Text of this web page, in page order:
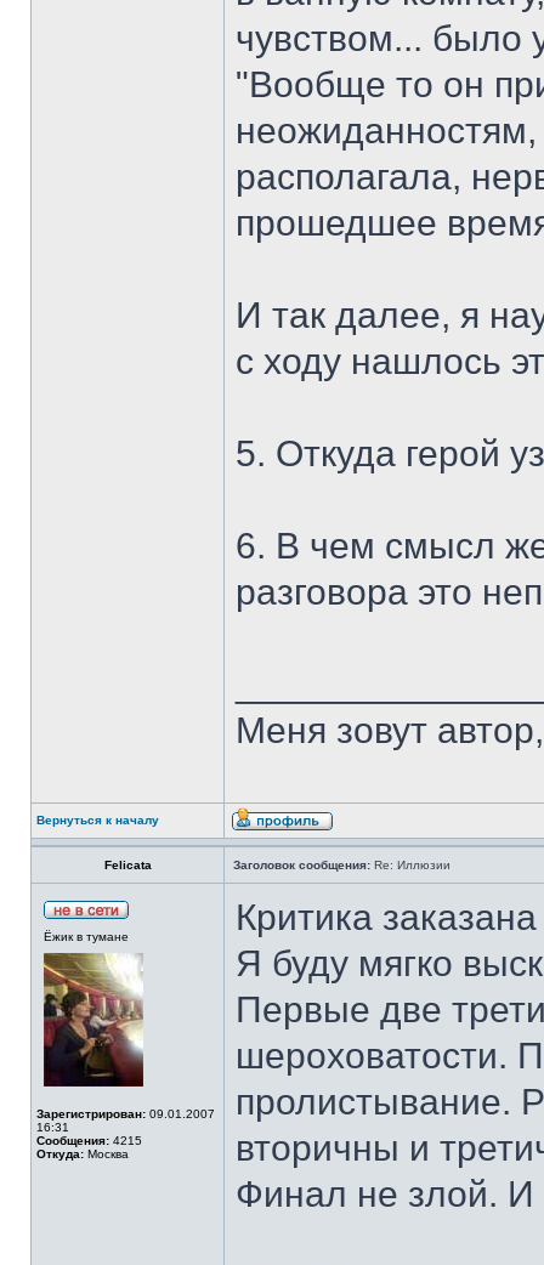
чувством... было
"Вообще то он
неожиданностям,
располагала,
прошедшее
И так далее, я
с ходу нашлось
5. Откуда герой
6. В чем смысл
разговора это
Меня зовут
Вернуться к началу
Felicata Заголовок сообщения: Re: Иллюзии
Ёжик в тумане
Зарегистрирован: 09.01.2007
16:31
Сообщения: 4215
Откуда: Москва
Критика
Я буду мягко
Первые две
шероховатости.
пролистывание.
вторичны и
Финал не злой. И